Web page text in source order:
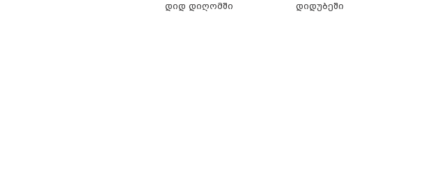
დიდ დიღომში
დიდუბეში